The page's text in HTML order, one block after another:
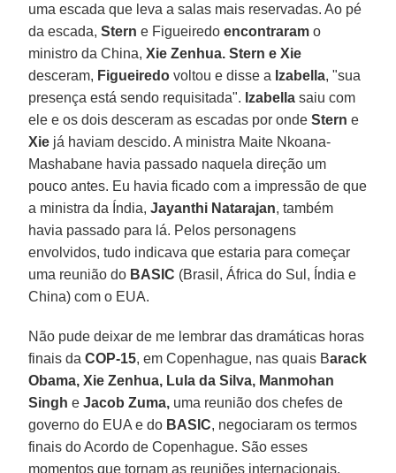
uma escada que leva a salas mais reservadas. Ao pé
da escada,Sterne Figueiredoencontraramo
ministro da China, Xie Zenhua. Stern e Xie
desceram, Figueiredovoltou e disse a Izabella, "sua
presença está sendo requisitada". Izabellasaiu com
ele e os dois desceram as escadas por ondeSterne
Xie já haviam descido. A ministra Maite Nkoana-
Mashabane havia passado naquela direção um
pouco antes. Eu havia ficado com a impressão de que
a ministra da Índia,Jayanthi Natarajan, também
havia passado para lá. Pelos personagens
envolvidos, tudo indicava que estaria para começar
uma reunião do BASIC (Brasil, África do Sul, Índia e
China) com o EUA.
Não pude deixar de me lembrar das dramáticas horas
finais daCOP-15, em Copenhague, nas quais Barack
Obama, Xie Zenhua, Lula da Silva, Manmohan
Singh e Jacob Zuma, uma reunião dos chefes de
governo do EUA e do BASIC, negociaram os termos
finais do Acordo de Copenhague. São esses
momentos que tornam as reuniões internacionais,